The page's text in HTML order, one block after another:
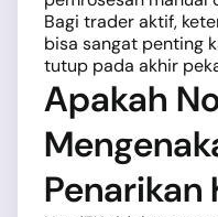
Bagi trader aktif,
bisa sangat penting
tutup pada akhir
Apakah
Penarikan